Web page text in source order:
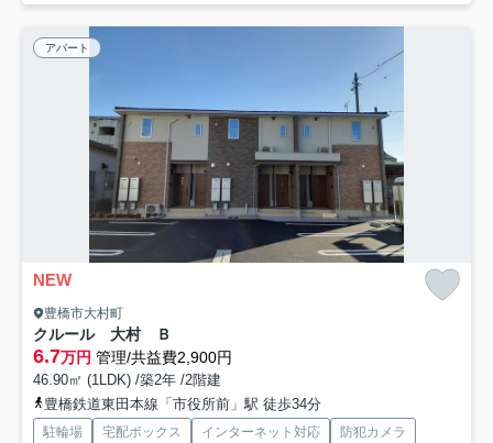
アパート
NEW
豊橋市大村町
クルール 大村 Ｂ
6.7万円 管理/共益費2,900円
46.90㎡ (1LDK) /築2年 /2階建
豊橋鉄道東田本線「市役所前」駅 徒歩34分
駐輪場 宅配ボックス インターネット対応
防犯カメラ